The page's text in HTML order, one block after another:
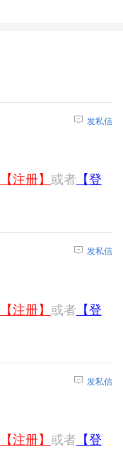
发私信
【注册】 或者 【登
发私信
【注册】 或者 【登
发私信
【注册】 或者 【登